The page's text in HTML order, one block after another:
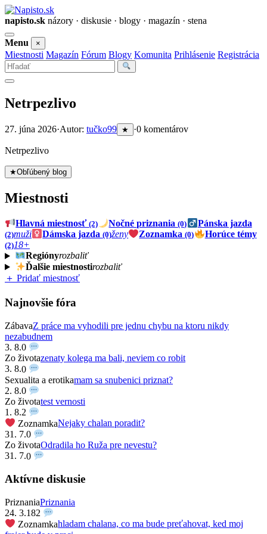
napisto.sk názory · diskusie · blogy · magazín · stena
Otvoriť
menu
Menu ×
Miestnosti Magazín Fórum Blogy Komunita Prihlásenie Registrácia
Vyhľadať
Netrpezlivo
27. júna 2026·Autor: tučko99 ★ ·0 komentárov
Netrpezlivo
★Obľúbený blog
Miestnosti
Hlavná miestnosť(2) Nočné priznania(0) Pánska jazda
(2)muži Dámska jazda(0)ženy Zoznamka(0) Horúce témy
(2)18+
Regiónyrozbaliť
Ďalšie miestnostirozbaliť
＋ Pridať miestnosť
Najnovšie fóra
ZábavaZ práce ma vyhodili pre jednu chybu na ktoru nikdy
nezabudnem
3. 8.0
Zo životazenaty kolega ma bali, neviem co robit
3. 8.0
Sexualita a erotikamam sa snubenici priznat?
2. 8.0
Zo životatest vernosti
1. 8.2
ZoznamkaNejaky chalan poradit?
31. 7.0
Zo životaOdradila ho Ruža pre nevestu?
31. 7.0
Aktívne diskusie
PriznaniaPriznania
24. 3.182
Zoznamkahladam chalana, co ma bude preťahovat, ked moj